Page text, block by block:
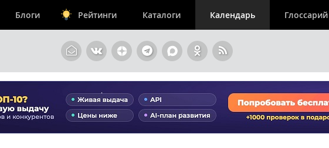
Блоги Рейтинги Каталоги Календарь Глоссарий